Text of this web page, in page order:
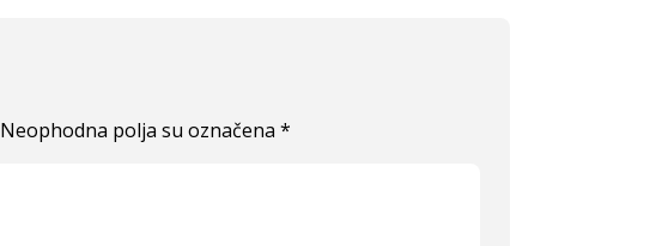
Neophodna polja su označena *